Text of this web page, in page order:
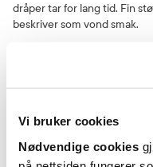
Vi bruker cookies
Nødvendige cookies
dråper tar for lang tid. Fin
beskriver som vond smak.
flagg denne anmeldelsen